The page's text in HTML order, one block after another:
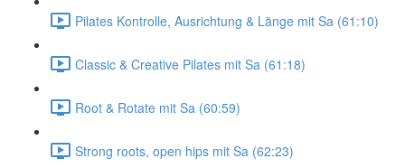
Pilates Kontrolle, Ausrichtung & Länge mit Sa (61:10)
Classic & Creative Pilates mit Sa (61:18)
Root & Rotate mit Sa (60:59)
Strong roots, open hips mit Sa (62:23)